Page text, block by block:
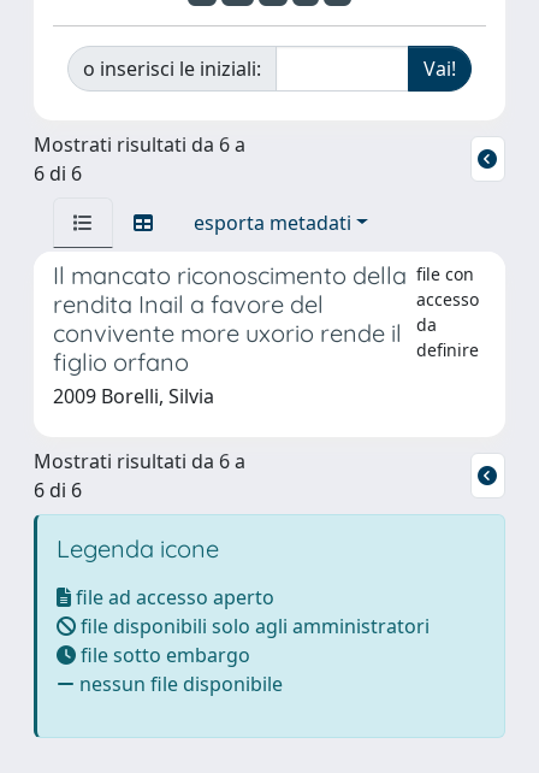
o inserisci le iniziali:
Mostrati risultati da 6 a
6 di 6
esporta metadati
Il mancato riconoscimento della
rendita Inail a favore del
convivente more uxorio rende il
figlio orfano
file con
accesso
da
definire
2009 Borelli, Silvia
Mostrati risultati da 6 a
6 di 6
Legenda icone
file ad accesso aperto
file disponibili solo agli amministratori
file sotto embargo
nessun file disponibile